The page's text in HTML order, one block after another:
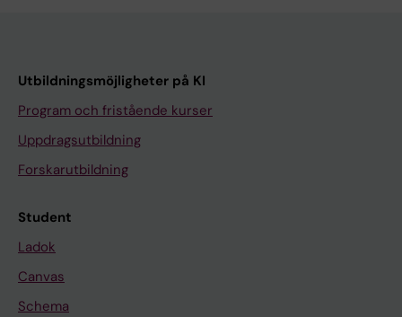
Utbildningsmöjligheter på KI
Program och fristående kurser
Uppdragsutbildning
Forskarutbildning
Student
Ladok
Canvas
Schema